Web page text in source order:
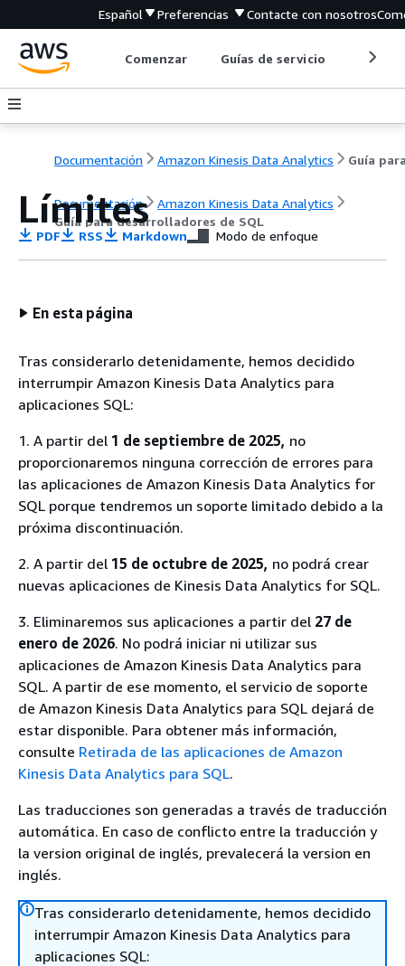
Español Preferencias Contacte con nosotros
Comenzar Guías de servicio
Documentación Amazon Kinesis Data Analytics
Documentación
Amazon Kinesis Data Analytics
Guía para desarrolladores de SQL
Límites
PDF RSS Markdown Modo de enfoque
En esta página
Tras considerarlo detenidamente, hemos decidido
interrumpir Amazon Kinesis Data Analytics para
aplicaciones SQL:
1. A partir del 1 de septiembre de 2025, no
proporcionaremos ninguna corrección de errores para
las aplicaciones de Amazon Kinesis Data Analytics for
SQL porque tendremos un soporte limitado debido a la
próxima discontinuación.
2. A partir del 15 de octubre de 2025, no podrá crear
nuevas aplicaciones de Kinesis Data Analytics for SQL.
3. Eliminaremos sus aplicaciones a partir del 27 de
enero de 2026. No podrá iniciar ni utilizar sus
aplicaciones de Amazon Kinesis Data Analytics para
SQL. A partir de ese momento, el servicio de soporte
de Amazon Kinesis Data Analytics para SQL dejará de
estar disponible. Para obtener más información,
consulte Retirada de las aplicaciones de Amazon
Kinesis Data Analytics para SQL.
Las traducciones son generadas a través de traducción
automática. En caso de conflicto entre la traducción y
la version original de inglés, prevalecerá la version en
inglés.
Tras considerarlo detenidamente, hemos decidido
interrumpir Amazon Kinesis Data Analytics para
aplicaciones SQL: